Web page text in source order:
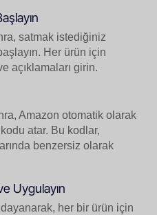
satmak istediğiniz
Her ürün için
açıklamaları girin.
Amazon otomatik olarak
atar. Bu kodlar,
benzersiz olarak
Uygulayın
dayanarak, her bir ürün için